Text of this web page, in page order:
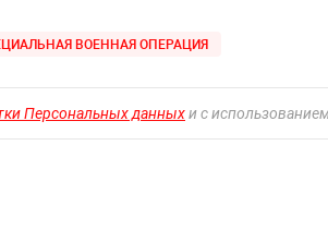
ВОЕННАЯ ОПЕРАЦИЯ
Персональных данныхи с